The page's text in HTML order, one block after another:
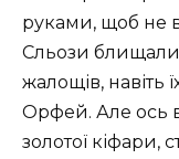
руками, щоб не
Сльози блищали
жалощів, навіть
Орфей. Але ось
золотої кіфари,